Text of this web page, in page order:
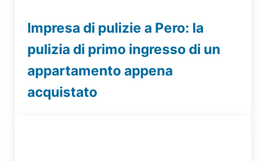
Impresa di pulizie a Pero: la
pulizia di primo ingresso di un
appartamento appena
acquistato